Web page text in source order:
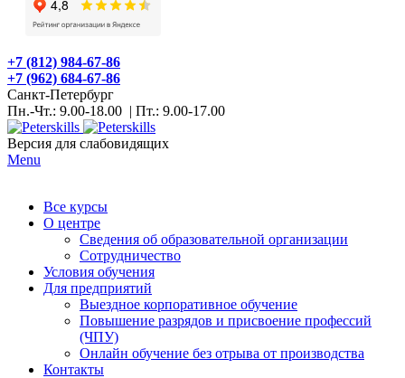
+7 (812) 984-67-86
+7 (962) 684-67-86
Санкт-Петербург
Пн.-Чт.: 9.00-18.00 | Пт.: 9.00-17.00
Версия для слабовидящих
Menu
Все курсы
О центре
Сведения об образовательной организации
Сотрудничество
Условия обучения
Для предприятий
Выездное корпоративное обучение
Повышение разрядов и присвоение профессий
(ЧПУ)
Онлайн обучение без отрыва от производства
Контакты